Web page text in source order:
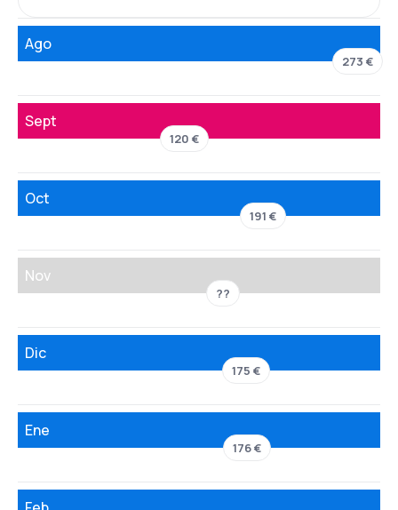
Ago
273 €
Sept
120 €
Oct
191 €
Nov
??
Dic
175 €
Ene
176 €